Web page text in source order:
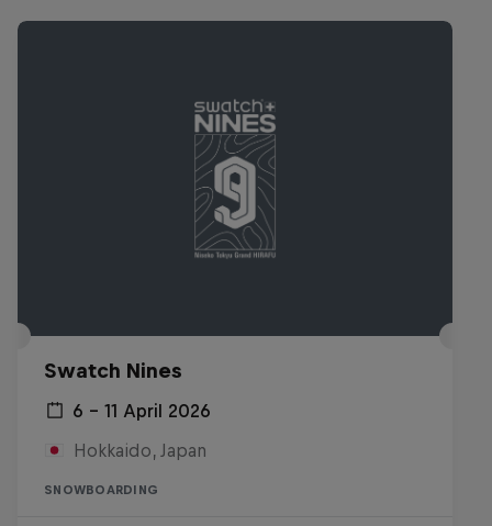
Swatch Nines
6 – 11 April 2026
Hokkaido, Japan
SNOWBOARDING